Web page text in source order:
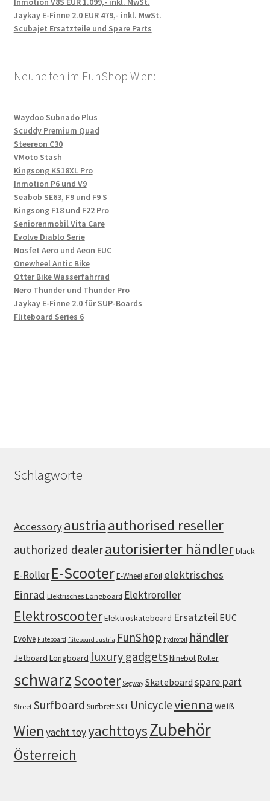
Jaykay E-Finne 2.0 EUR 479,- inkl. MwSt.
Scubajet Ersatzteile und Spare Parts
Neuheiten im FunShop Wien:
Waydoo Subnado Plus
Scuddy Premium Quad
Steereon C30
VMoto Stash
Kingsong KS18XL Pro
Inmotion P6 und V9
Seabob SE63, F9 und F9 S
Kingsong F18 und F22 Pro
Seniorenmobil Vita Care
Evolve Diablo Serie
Nosfet Aero und Aeon EUC
Onewheel Antic Bike
Otter Bike Wasserfahrrad
Nero Thunder und Thunder Pro
Jaykay E-Finne 2.0 für SUP-Boards
Fliteboard Series 6
Schlagworte
Accessoryaustria authorised reseller
authorized dealerautorisierter händlerblack
E-Roller E-ScooterE-WheeleFoil elektrisches
Einrad Elektrisches Longboard Elektroroller
ElektroscooterElektroskateboard Ersatzteil EUC
Evolve Fliteboard fliteboard austria FunShop hydrofoil händler
Jetboard Longboard luxury gadgetsNinebotRoller
schwarzScooter Segway Skateboard spare part
Street Surfboard SurfbrettSXT Unicyclevienna weiß
Wien yacht toyyachttoysZubehör
Österreich